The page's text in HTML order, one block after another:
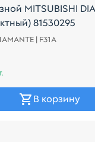
MITSUBISHI
81530295
MITSUBISHI
| F31A
В корзину